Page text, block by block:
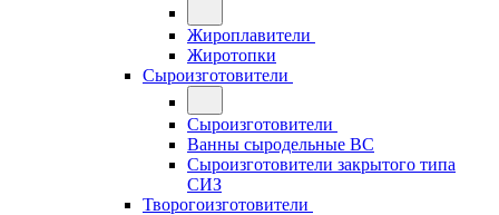
Жироплавители
Жиротопки
Сыроизготовители
Сыроизготовители
Ванны сыродельные ВС
Сыроизготовители закрытого типа
СИЗ
Творогоизготовители